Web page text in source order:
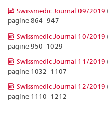
Swissmedic Journal 09/2019
pagine 864–947
Swissmedic Journal 10/2019
pagine 950–1029
Swissmedic Journal 11/2019
pagine 1032–1107
Swissmedic Journal 12/2019
pagine 1110–1212